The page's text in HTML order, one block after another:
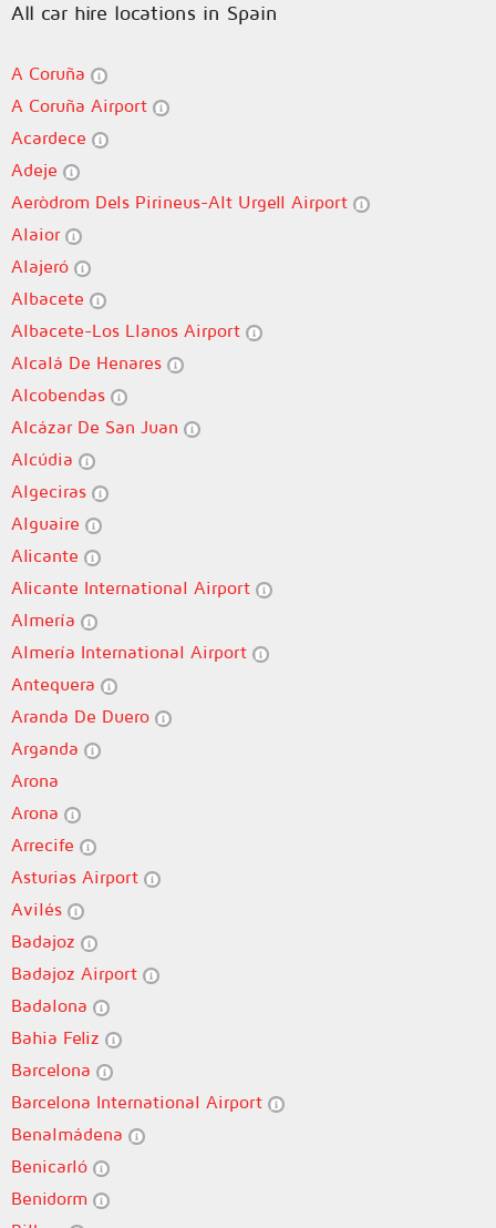
All car hire locations in Spain
A Coruña
A Coruña Airport
Acardece
Adeje
Aeròdrom Dels Pirineus-Alt Urgell Airport
Alaior
Alajeró
Albacete
Albacete-Los Llanos Airport
Alcalá De Henares
Alcobendas
Alcázar De San Juan
Alcúdia
Algeciras
Alguaire
Alicante
Alicante International Airport
Almería
Almería International Airport
Antequera
Aranda De Duero
Arganda
Arona
Arona
Arrecife
Asturias Airport
Avilés
Badajoz
Badajoz Airport
Badalona
Bahia Feliz
Barcelona
Barcelona International Airport
Benalmádena
Benicarló
Benidorm